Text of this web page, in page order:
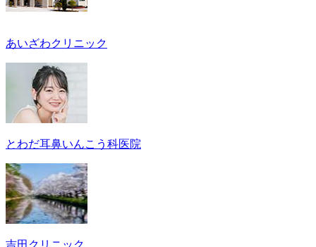
あいざわクリニック
とわだ耳鼻いんこう科医院
吉田クリニック